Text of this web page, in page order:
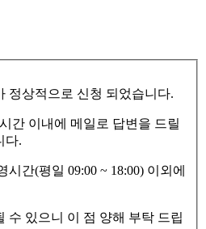
정상적으로 신청 되었습니다.
간 이내에 메일로 답변을 드릴
다.
시간(평일 09:00 ~ 18:00) 이외에
수 있으니 이 점 양해 부탁 드립